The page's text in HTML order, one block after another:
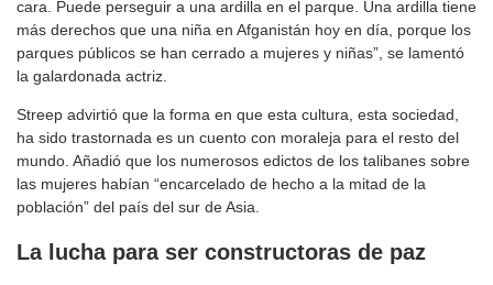
cara. Puede perseguir a una ardilla en el parque. Una ardilla tiene
más derechos que una niña en Afganistán hoy en día, porque los
parques públicos se han cerrado a mujeres y niñas”, se lamentó
la galardonada actriz.
Streep advirtió que la forma en que esta cultura, esta sociedad,
ha sido trastornada es un cuento con moraleja para el resto del
mundo. Añadió que los numerosos edictos de los talibanes sobre
las mujeres habían “encarcelado de hecho a la mitad de la
población” del país del sur de Asia.
La lucha para ser constructoras de paz